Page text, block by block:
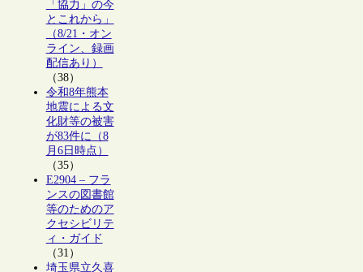
「協力」の今
とこれから」
（8/21・オン
ライン、録画
配信あり）
（38）
令和8年熊本
地震による文
化財等の被害
が83件に（8
月6日時点）
（35）
E2904 – フラ
ンスの図書館
等のためのア
クセシビリテ
ィ・ガイド
（31）
埼玉県立久喜